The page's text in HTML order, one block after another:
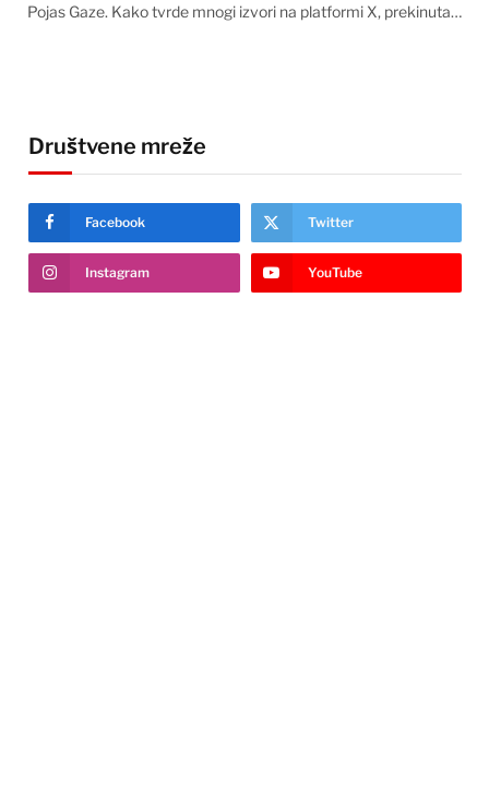
Pojas Gaze. Kako tvrde mnogi izvori na platformi X, prekinuta…
Društvene mreže
Facebook Twitter
Instagram YouTube